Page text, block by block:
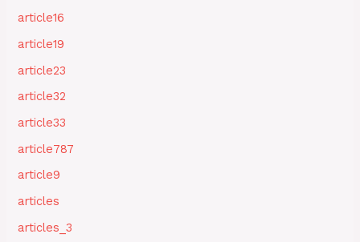
article16
article19
article23
article32
article33
article787
article9
articles
articles_3